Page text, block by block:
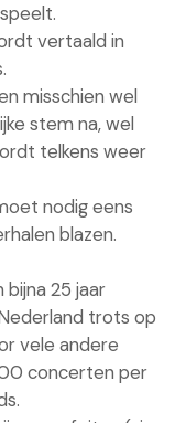
vertaald in
misschien wel
stem na, wel
telkens weer
nodig eens
blazen.
bijna 25 jaar
trots op
vele andere
concerten per